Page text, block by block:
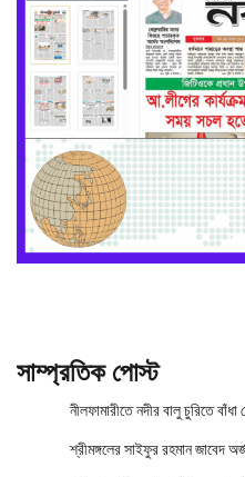
সাম্প্রতিক পোস্ট
নীলফামারীতে নদীর বালু চুরিতে
শ্রীমঙ্গলের সাইফুর রহমান জাবেদ